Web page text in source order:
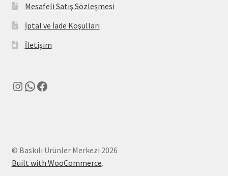
Mesafeli Satış Sözleşmesi
İptal ve İade Koşulları
İletişim
Instagram
WhatsApp
Facebook
© Baskılı Ürünler Merkezi 2026
Built with WooCommerce.